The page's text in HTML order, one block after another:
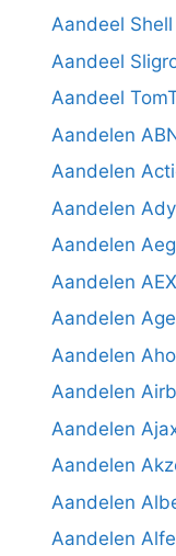
Aandeel Shell
Aandeel
Aandeel
Aandelen
Aandelen
Aandelen
Aandelen
Aandelen
Aandelen
Aandelen
Aandelen
Aandelen
Aandelen
Aandelen
Aandelen